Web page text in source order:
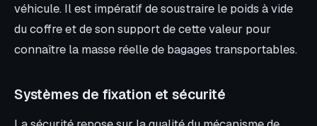
véhicule. Il est impératif de soustraire le poids à vide
du coffre et de son support de cette valeur pour
connaître la masse réelle de bagages transportables.
Systèmes de fixation et sécurité